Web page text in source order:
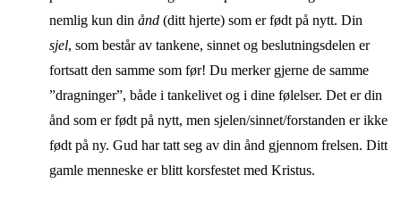
nemlig kun din ånd (ditt hjerte) som er født på nytt. Din
sjel, som består av tankene, sinnet og beslutningsdelen er
fortsatt den samme som før! Du merker gjerne de samme
”dragninger”, både i tankelivet og i dine følelser. Det er din
ånd som er født på nytt, men sjelen/sinnet/forstanden er ikke
født på ny. Gud har tatt seg av din ånd gjennom frelsen. Ditt
gamle menneske er blitt korsfestet med Kristus.